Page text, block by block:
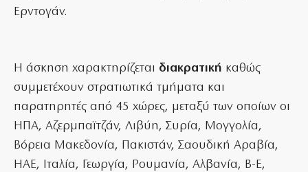
Ερντογάν.
Η άσκηση χαρακτηρίζεται διακρατική καθώς
συμμετέχουν στρατιωτικά τμήματα και
παρατηρητές από 45 χώρες, μεταξύ των οποίων οι
ΗΠΑ, Αζερμπαϊτζάν, Λιβύη, Συρία, Μογγολία,
Βόρεια Μακεδονία, Πακιστάν, Σαουδική Αραβία,
ΗΑΕ, Ιταλία, Γεωργία, Ρουμανία, Αλβανία, Β-Ε,